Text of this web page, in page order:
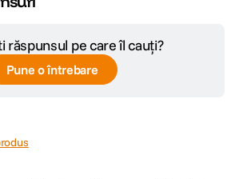
răspunsul pe care îl cauți?
Pune o întrebare